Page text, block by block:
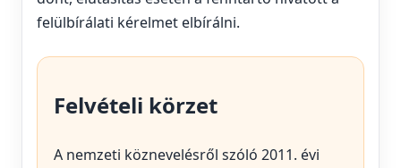
felülbírálati kérelmet elbírálni.
Felvételi körzet
A nemzeti köznevelésről szóló 2011. évi